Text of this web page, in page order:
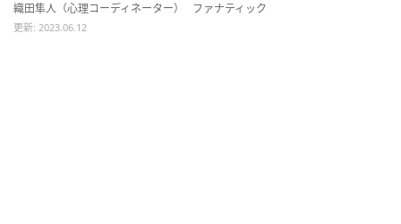
織田隼人（心理コーディネーター） ファナティック
更新: 2023.06.12